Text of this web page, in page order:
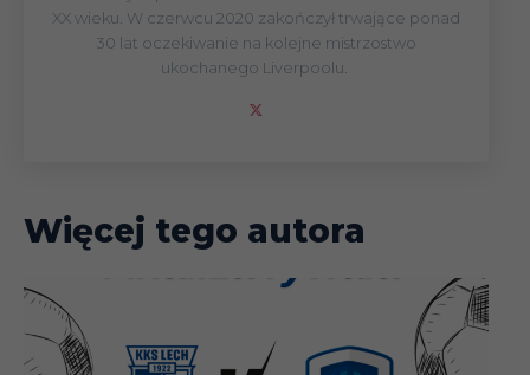
XX wieku. W czerwcu 2020 zakończył trwające ponad
30 lat oczekiwanie na kolejne mistrzostwo
ukochanego Liverpoolu.
Więcej tego autora